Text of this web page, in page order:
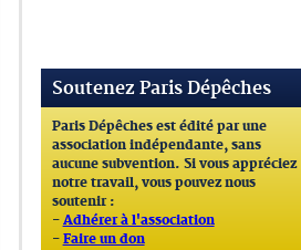
Soutenez Paris Dépêches
Paris Dépêches est édité par une
association indépendante, sans
aucune subvention. Si vous appréciez
notre travail, vous pouvez nous
soutenir :
- Adhérer à l'association
- Faire un don